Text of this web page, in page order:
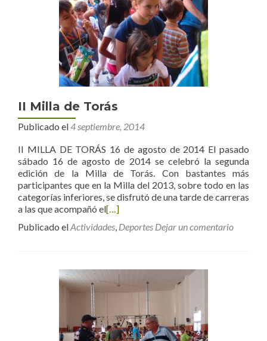
II Milla de Torás
Publicado el4 septiembre, 2014
II MILLA DE TORÁS 16 de agosto de 2014 El pasado
sábado 16 de agosto de 2014 se celebró la segunda
edición de la Milla de Torás. Con bastantes más
participantes que en la Milla del 2013, sobre todo en las
categorías inferiores, se disfrutó de una tarde de carreras
a las que acompañó el[…]
Publicado elActividades, Deportes Dejar un comentario